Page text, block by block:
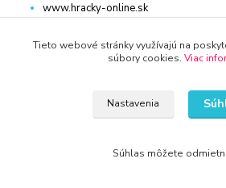
www.hracky-online.sk
www.stonshop.sk
www.sanita-kupelne.sk
www.potraviny-online.sk
Tieto webové stránky využívajú na
súbory cookies. Viac
Nastavenia
Súhlas môžete